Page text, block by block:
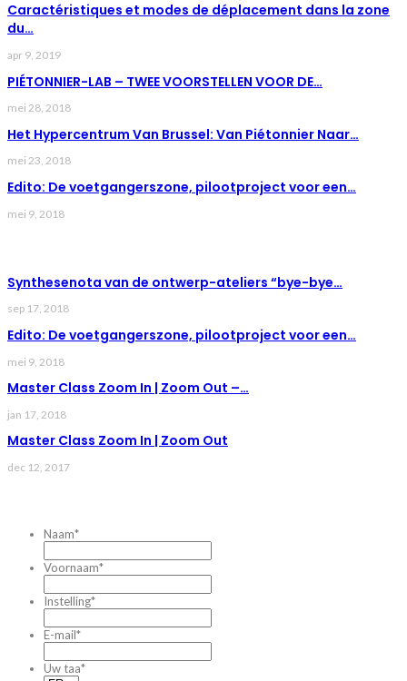
Caractéristiques et modes de déplacement dans la zone
du…
apr 9, 2019
PIÉTONNIER-LAB – TWEE VOORSTELLEN VOOR DE…
mei 28, 2018
Het Hypercentrum Van Brussel: Van Piétonnier Naar…
mei 23, 2018
Edito: De voetgangerszone, pilootproject voor een…
mei 9, 2018
Synthesenota van de ontwerp-ateliers “bye-bye…
sep 17, 2018
Edito: De voetgangerszone, pilootproject voor een…
mei 9, 2018
Master Class Zoom In | Zoom Out –…
jan 17, 2018
Master Class Zoom In | Zoom Out
dec 12, 2017
Naam*
Voornaam*
Instelling*
E-mail*
Uw taa*